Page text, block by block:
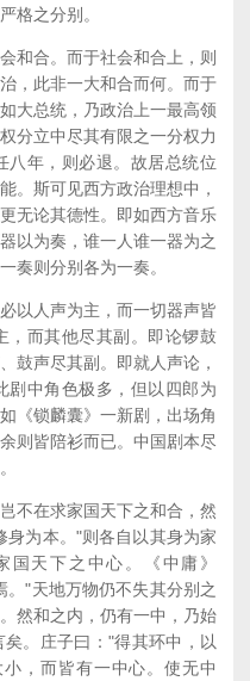
格之分别。
合。而于社会和合上，则
，此非一大和合而何。而于
大总统，乃政治上一最高领
分立中尽其有限之一分权力
八年，则必退。故居总统位
。斯可见西方政治理想中，
无论其德性。即如西方音乐
以为奏，谁一人谁一器为之
奏则分别各为一奏。
人声为主，而一切器声皆
，而其他尽其副。即论锣鼓
鼓声尽其副。即就人声论，
剧中角色极多，但以四郎为
《锁麟囊》一新剧，出场角
则皆陪衫而已。中国剧本尽
在求家国天下之和合，然
身为本。"则各自以其身为家
天下之中心。《中庸》
"天地万物仍不失其分别之
然和之内，仍有一中，乃始
。庄子曰："得其环中，以
，而皆有一中心。使无中